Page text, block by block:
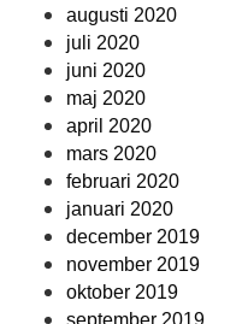
augusti 2020
juli 2020
juni 2020
maj 2020
april 2020
mars 2020
februari 2020
januari 2020
december 2019
november 2019
oktober 2019